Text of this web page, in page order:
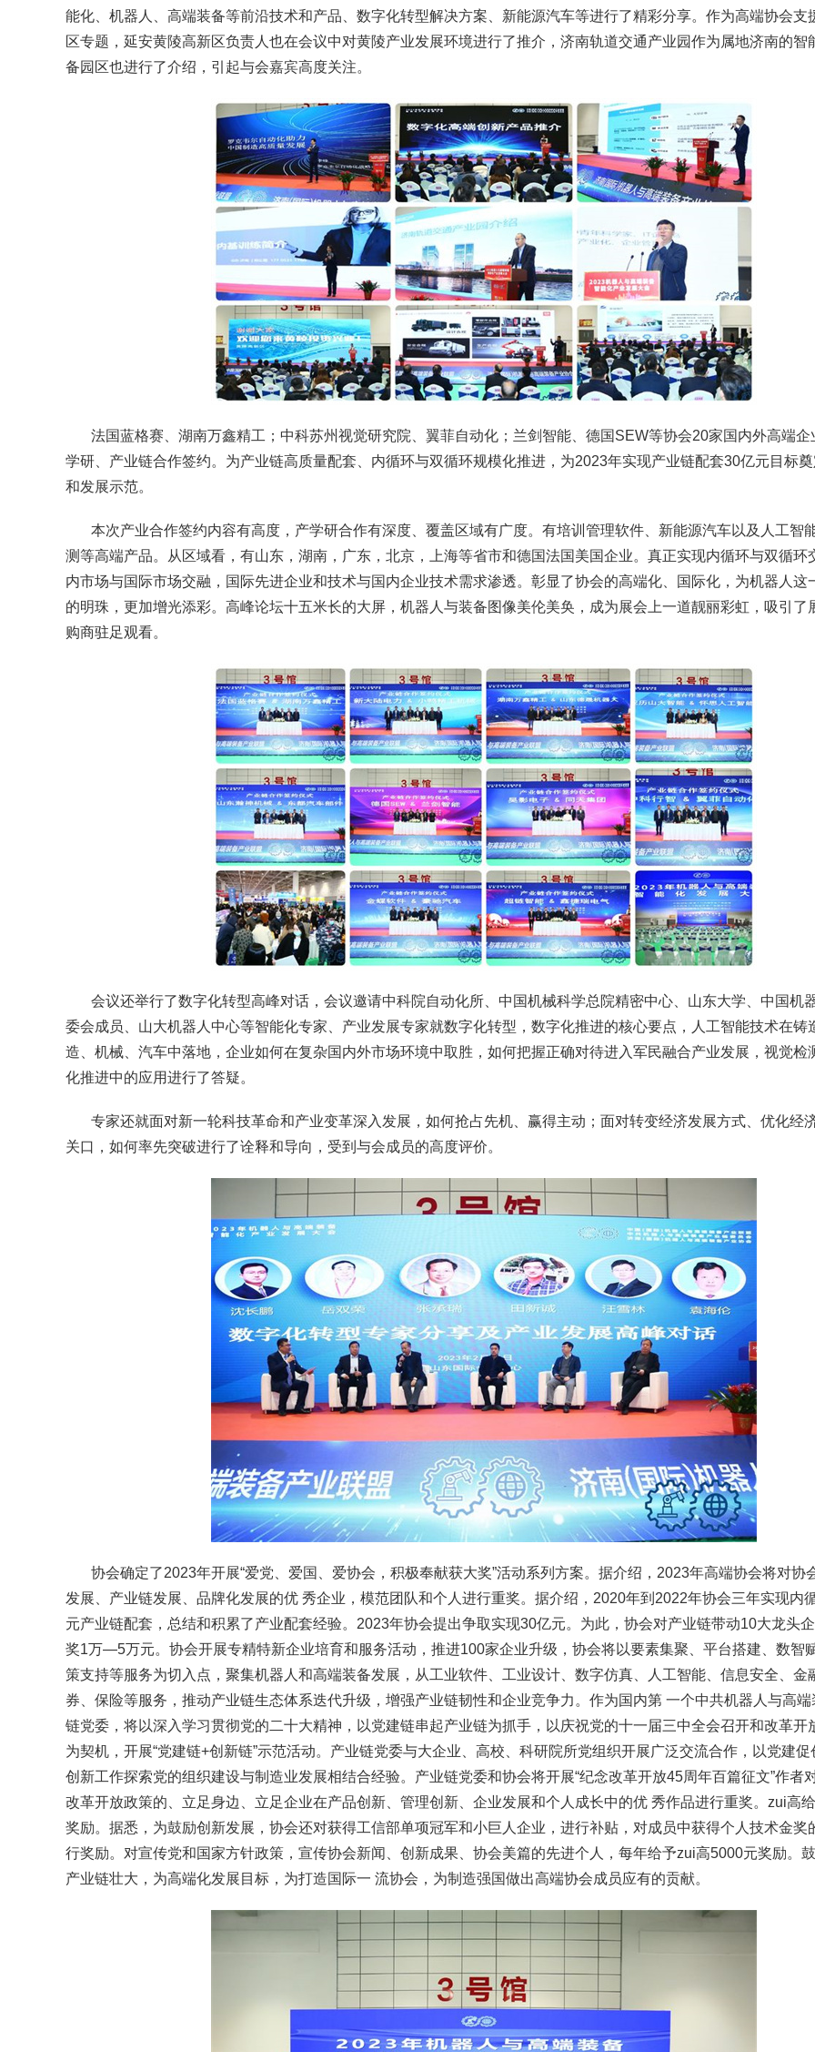
能化、机器人、高端装备等前沿技术和产品、数字化转型解决方案、新能源汽车等进行了精彩分享。作为高端协会支
区专题，延安黄陵高新区负责人也在会议中对黄陵产业发展环境进行了推介，济南轨道交通产业园作为属地济南的智
备园区也进行了介绍，引起与会嘉宾高度关注。
法国蓝格赛、湖南万鑫精工；中科苏州视觉研究院、翼菲自动化；兰剑智能、德国SEW等协会20家国内外高端企
学研、产业链合作签约。为产业链高质量配套、内循环与双循环规模化推进，为2023年实现产业链配套30亿元目标
和发展示范。
本次产业合作签约内容有高度，产学研合作有深度、覆盖区域有广度。有培训管理软件、新能源汽车以及人工智
测等高端产品。从区域看，有山东，湖南，广东，北京，上海等省市和德国法国美国企业。真正实现内循环与双循环
内市场与国际市场交融，国际先进企业和技术与国内企业技术需求渗透。彰显了协会的高端化、国际化，为机器人这
的明珠，更加增光添彩。高峰论坛十五米长的大屏，机器人与装备图像美伦美奂，成为展会上一道靓丽彩虹，吸引了
购商驻足观看。
会议还举行了数字化转型高峰对话，会议邀请中科院自动化所、中国机械科学总院精密中心、山东大学、中国机
委会成员、山大机器人中心等智能化专家、产业发展专家就数字化转型，数字化推进的核心要点，人工智能技术在铸
造、机械、汽车中落地，企业如何在复杂国内外市场环境中取胜，如何把握正确对待进入军民融合产业发展，视觉检
化推进中的应用进行了答疑。
专家还就面对新一轮科技革命和产业变革深入发展，如何抢占先机、赢得主动；面对转变经济发展方式、优化经
关口，如何率先突破进行了诠释和导向，受到与会成员的高度评价。
协会确定了2023年开展“爱党、爱国、爱协会，积极奉献获大奖”活动系列方案。据介绍，2023年高端协会将对协
发展、产业链发展、品牌化发展的优 秀企业，模范团队和个人进行重奖。据介绍，2020年到2022年协会三年实现内
元产业链配套，总结和积累了产业配套经验。2023年协会提出争取实现30亿元。为此，协会对产业链带动10大龙头
奖1万—5万元。协会开展专精特新企业培育和服务活动，推进100家企业升级，协会将以要素集聚、平台搭建、数智
策支持等服务为切入点，聚集机器人和高端装备发展，从工业软件、工业设计、数字仿真、人工智能、信息安全、金
券、保险等服务，推动产业链生态体系迭代升级，增强产业链韧性和企业竞争力。作为国内第 一个中共机器人与高端
链党委，将以深入学习贯彻党的二十大精神，以党建链串起产业链为抓手，以庆祝党的十一届三中全会召开和改革开
为契机，开展“党建链+创新链”示范活动。产业链党委与大企业、高校、科研院所党组织开展广泛交流合作，以党建促
创新工作探索党的组织建设与制造业发展相结合经验。产业链党委和协会将开展“纪念改革开放45周年百篇征文”作者
改革开放政策的、立足身边、立足企业在产品创新、管理创新、企业发展和个人成长中的优 秀作品进行重奖。zui高
奖励。据悉，为鼓励创新发展，协会还对获得工信部单项冠军和小巨人企业，进行补贴，对成员中获得个人技术金奖
行奖励。对宣传党和国家方针政策，宣传协会新闻、创新成果、协会美篇的先进个人，每年给予zui高5000元奖励。
产业链壮大，为高端化发展目标，为打造国际一 流协会，为制造强国做出高端协会成员应有的贡献。